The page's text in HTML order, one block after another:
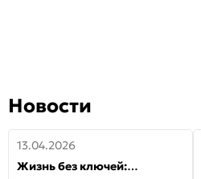
Новости
13.04.2026
Жизнь без ключей: